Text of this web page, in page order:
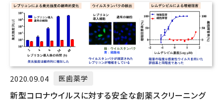
2020.09.04 医歯薬学
新型コロナウイルスに対する安全な創薬スクリーニング